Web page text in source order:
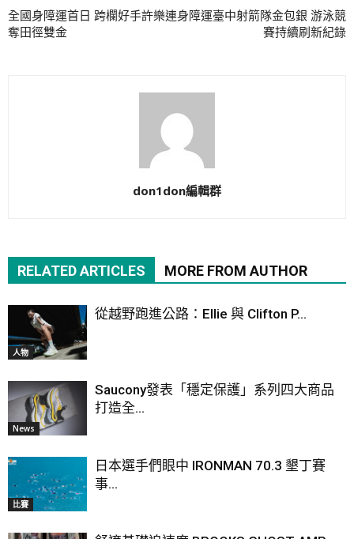
全國身障運首日 跨欄好手許樂連
奪田徑雙金
身障運臺中射箭隊金包銀 游泳競
賽持續刷新紀錄
don1don編輯群
RELATED ARTICLES MORE FROM AUTHOR
人物
從越野跑進公路：Ellie 與 Clifton P...
News
Saucony發表「穩定保護」系列四大商品
打造全...
比賽
日本選手們眼中 IRONMAN 70.3 墾丁賽
事...